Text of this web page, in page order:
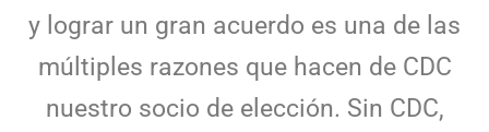
y lograr un gran acuerdo es una de las
múltiples razones que hacen de CDC
nuestro socio de elección. Sin CDC,